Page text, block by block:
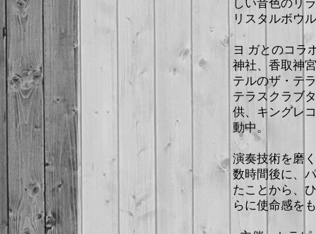
しい音色のリ
リスタルボウ
ヨ ガとのコラ
神社、香取神
テルのザ・テ
テラスクラブ
供、キングレ
動中。
演奏技術を磨
数時間後に、
たことから、
らに使命感を